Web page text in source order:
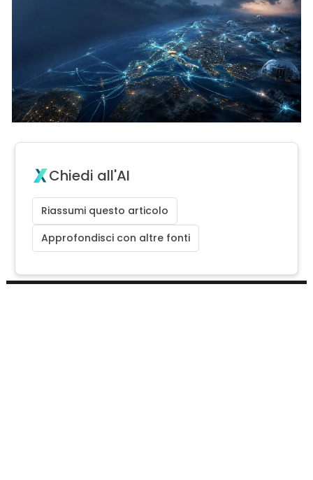
Chiedi all'AI
Riassumi questo articolo
Approfondisci con altre fonti